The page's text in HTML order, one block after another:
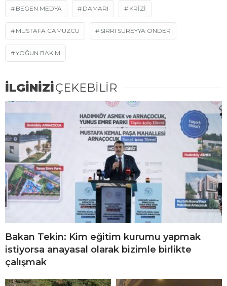
BEGEN MEDYA DAMARI KRIZI
MUSTAFA CAMUZCU SIRRI SÜREYYA ÖNDER
YOĞUN BAKIM
İLGİNİZİÇEKEBİLİR
Bakan Tekin: Kim eğitim kurumu yapmak
istiyorsa anayasal olarak bizimle birlikte
çalışmak